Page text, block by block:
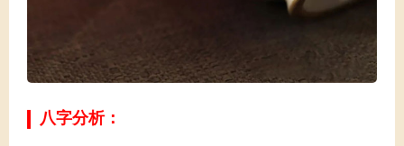
八字分析：